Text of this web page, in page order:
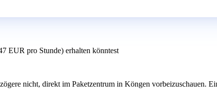
EUR pro Stunde) erhalten könntest
nicht, direkt im Paketzentrum in Köngen vorbeizuschauen.